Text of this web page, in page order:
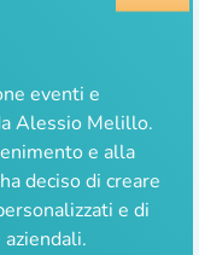
eventi e
Alessio Melillo.
e alla
deciso di creare
e di